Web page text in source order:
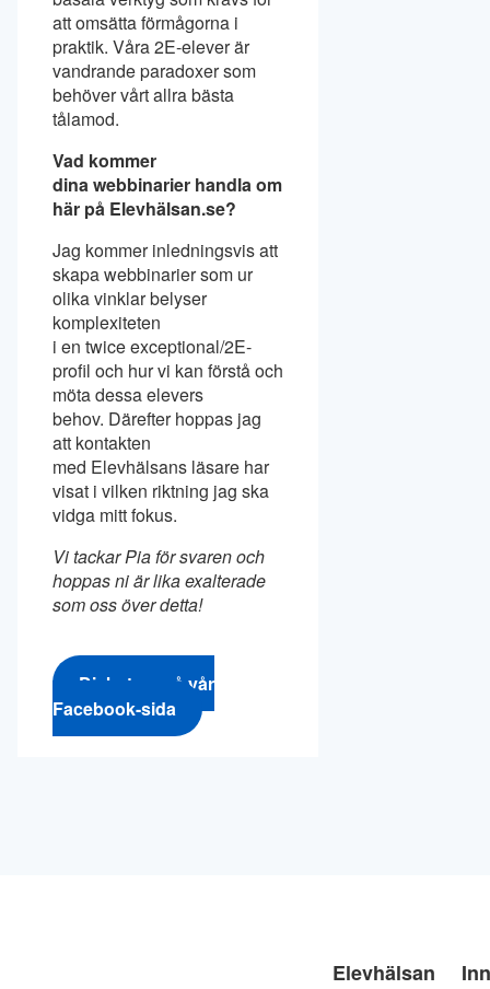
att omsätta förmågorna i
praktik. Våra 2E-elever är
vandrande paradoxer som
behöver vårt allra bästa
tålamod.
Vad kommer
dina webbinarier handla om
här på Elevhälsan.se?
Jag kommer inledningsvis att
skapa webbinarier som ur
olika vinklar belyser
komplexiteten
i en twice exceptional/2E-
profil och hur vi kan förstå och
möta dessa elevers
behov. Därefter hoppas jag
att kontakten
med Elevhälsans läsare har
visat i vilken riktning jag ska
vidga mitt fokus.
Vi tackar Pia för svaren och
hoppas ni är lika exalterade
som oss över detta!
Diskutera på vår
Facebook-sida
Elevhälsan